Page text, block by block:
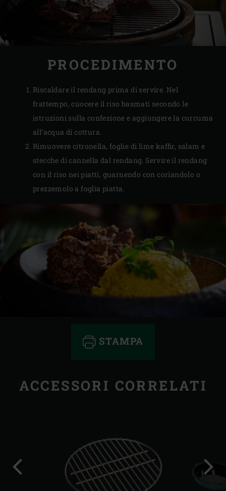
PROCEDIMENTO
Riscaldare il rendang prima di servire. Nel
frattempo, cuocere il riso basmati secondo le
istruzioni sulla confezione e aggiungere la curcuma
all’acqua di cottura.
Rimuovere citronella, foglie di lime kaffir, salam e
stecche di cannella dal rendang. Servire il rendang
con il riso nei piatti, guarnendo con coriandolo o
prezzemolo a foglia piatta.
STAMPA
ACCESSORI CORRELATI